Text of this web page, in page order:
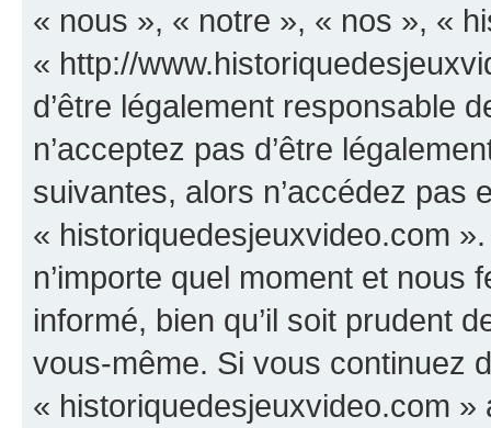
« nous », « notre », « nos », «
« http://
d’être légalement responsable
n’acceptez pas d’être
suivantes, alors n’accédez pas
« historiquedesjeuxvideo.com
n’importe quel moment et
informé, bien qu’il soit prudent
vous-même. Si vous continuez
« historiquedesjeuxvideo.com